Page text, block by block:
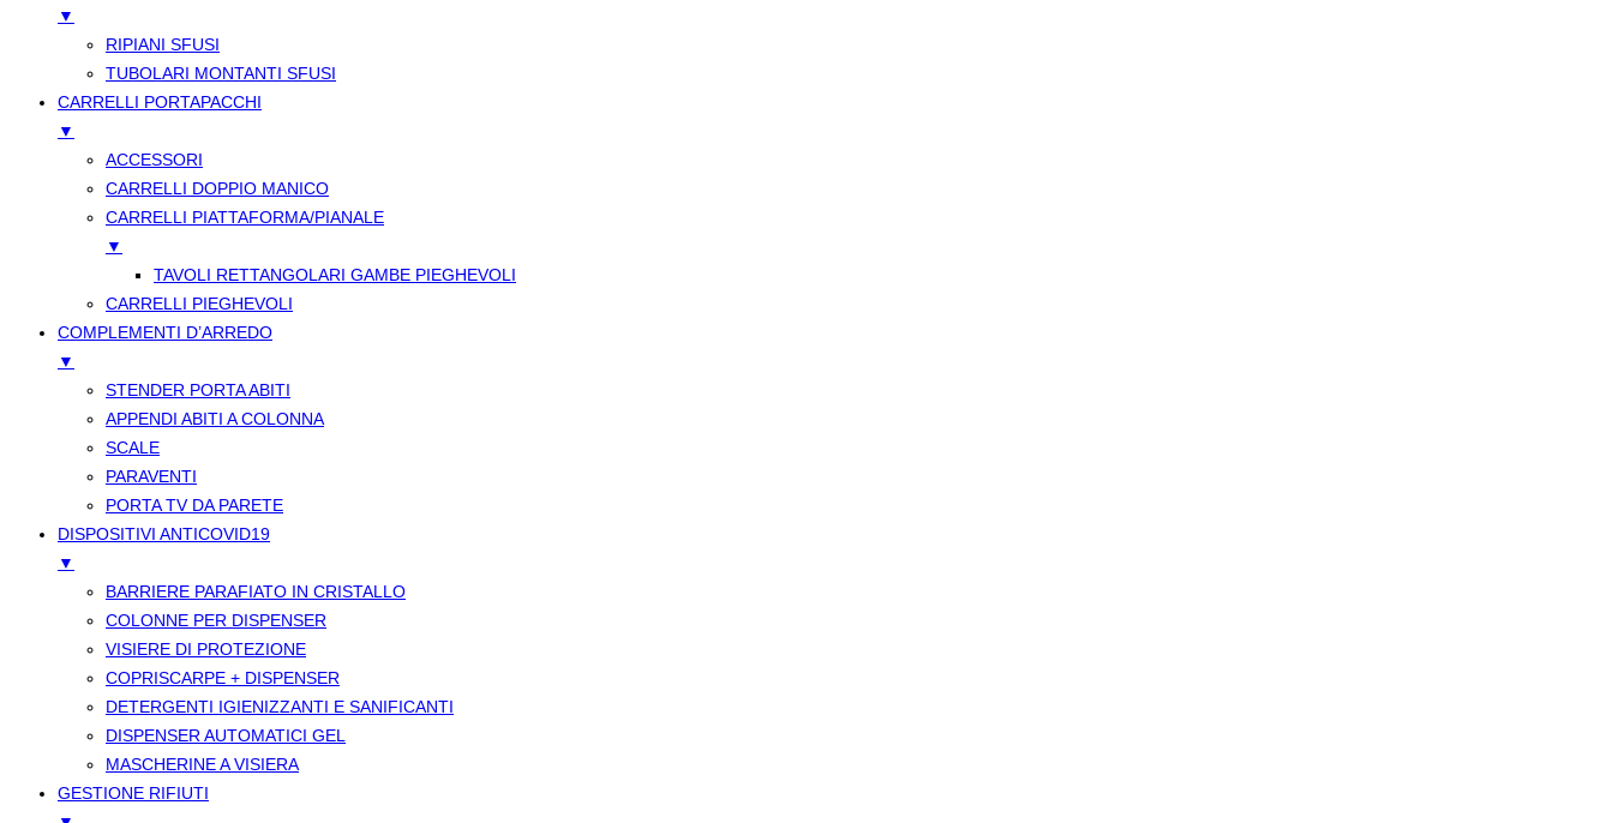
▼
RIPIANI SFUSI
TUBOLARI MONTANTI SFUSI
CARRELLI PORTAPACCHI
▼
ACCESSORI
CARRELLI DOPPIO MANICO
CARRELLI PIATTAFORMA/PIANALE
▼
TAVOLI RETTANGOLARI GAMBE PIEGHEVOLI
CARRELLI PIEGHEVOLI
COMPLEMENTI D’ARREDO
▼
STENDER PORTA ABITI
APPENDI ABITI A COLONNA
SCALE
PARAVENTI
PORTA TV DA PARETE
DISPOSITIVI ANTICOVID19
▼
BARRIERE PARAFIATO IN CRISTALLO
COLONNE PER DISPENSER
VISIERE DI PROTEZIONE
COPRISCARPE + DISPENSER
DETERGENTI IGIENIZZANTI E SANIFICANTI
DISPENSER AUTOMATICI GEL
MASCHERINE A VISIERA
GESTIONE RIFIUTI